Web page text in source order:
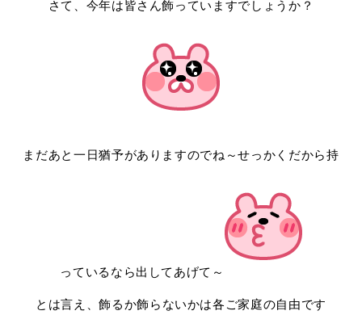
さて、今年は皆さん飾っていますでしょうか？
まだあと一日猶予がありますのでね～せっかくだから持
っているなら出してあげて～
とは言え、飾るか飾らないかは各ご家庭の自由です